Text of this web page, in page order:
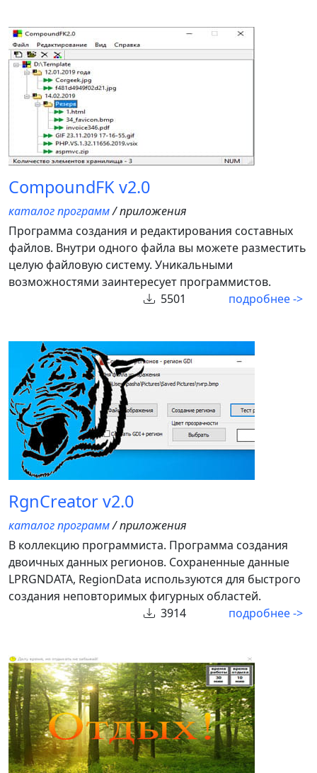
CompoundFK v2.0
каталог программ/ приложения
Программа создания и редактирования составных
файлов. Внутри одного файла вы можете разместить
целую файловую систему. Уникальными
возможностями заинтересует программистов.
5501
подробнее ->
RgnCreator v2.0
каталог программ/ приложения
В коллекцию программиста. Программа создания
двоичных данных регионов. Сохраненные данные
LPRGNDATA, RegionData используются для быстрого
создания неповторимых фигурных областей.
3914
подробнее ->